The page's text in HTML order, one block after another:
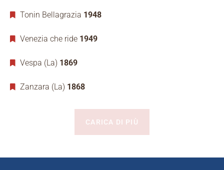
Tonin Bellagrazia 1948
Venezia che ride 1949
Vespa (La) 1869
Zanzara (La) 1868
CARICA DI PIÙ